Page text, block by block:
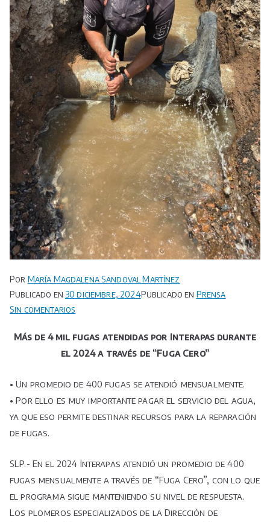
Por María Magdalena Sandoval Martínez
Publicado en 30 diciembre, 2024Publicado en Prensa
Sin comentarios
de
4
fugas
atendidas
por
el
Más de 4 mil fugas atendidas por Interapas durante
el 2024 a través de “Fuga Cero”
• Un promedio de 400 fugas se atendió mensualmente.
• Por ello es muy importante pagar el servicio del agua,
ya que eso permite destinar recursos para la reparación
de fugas.
SLP.- En el 2024 Interapas atendió un promedio de 400
fugas mensualmente a través de “Fuga Cero”, con lo que
el programa sigue manteniendo su nivel de respuesta.
Los plomeros especializados de la Dirección de